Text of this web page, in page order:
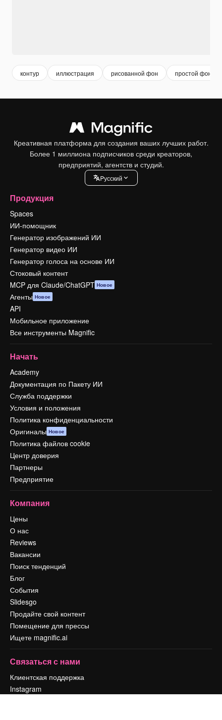
контур иллюстрация рисованной фон простой фон
Креативная платформа для создания ваших лучших работ.
Более 1 миллиона подписчиков среди креаторов,
предприятий, агентств и студий.
Pусский
Продукция
Spaces
ИИ-помощник
Генератор изображений ИИ
Генератор видео ИИ
Генератор голоса на основе ИИ
Стоковый контент
MCP для Claude/ChatGPT Новое
Агенты Новое
API
Мобильное приложение
Все инструменты Magnific
Начать
Academy
Документация по Пакету ИИ
Служба поддержки
Условия и положения
Политика конфиденциальности
Оригиналы Новое
Политика файлов cookie
Центр доверия
Партнеры
Предприятие
Компания
Цены
О нас
Reviews
Вакансии
Поиск тенденций
Блог
События
Slidesgo
Продайте свой контент
Помещение для прессы
Ищете magnific.ai
Связаться с нами
Клиентская поддержка
Instagram